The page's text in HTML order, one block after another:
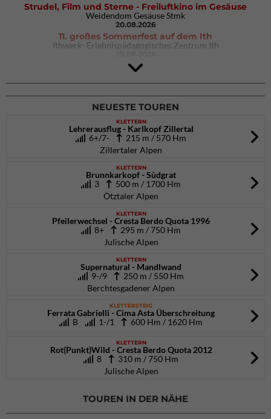
Strudel, Film und Sterne - Freiluftkino im Gesäuse
Weidendom Gesäuse Stmk
20.08.2026
11. großes Sommerfest auf dem Ith
Ithwerk- Erlebnispädagogisches Zentrum Ith
4Blocs KIDS 2026
DAV Kletter- & Boulderzentrum München Süd (Thalkirchen)
26.09.2026
NEUESTE TOUREN
KLETTERN
Lehrerausflug - Karlkopf Zillertal
6+/7-
215 m / 570 Hm
Zillertaler Alpen
KLETTERN
Brunnkarkopf - Südgrat
3
500 m / 1700 Hm
Ötztaler Alpen
KLETTERN
Pfeilerwechsel - Cresta Berdo Quota 1996
8+
295 m / 750 Hm
Julische Alpen
KLETTERN
Supernatural - Mandlwand
9-/9
250 m / 550 Hm
Berchtesgadener Alpen
KLETTERSTEIG
Ferrata Gabrielli - Cima Asta Überschreitung
B
1-/1 600 Hm / 1620 Hm
KLETTERN
Rot(Punkt)Wild - Cresta Berdo Quota 2012
8
310 m / 750 Hm
Julische Alpen
TOUREN IN DER NÄHE